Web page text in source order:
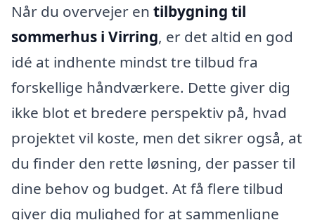
Når du overvejer en tilbygning til
sommerhus i Virring, er det altid en god
idé at indhente mindst tre tilbud fra
forskellige håndværkere. Dette giver dig
ikke blot et bredere perspektiv på, hvad
projektet vil koste, men det sikrer også, at
du finder den rette løsning, der passer til
dine behov og budget. At få flere tilbud
giver dig mulighed for at sammenligne